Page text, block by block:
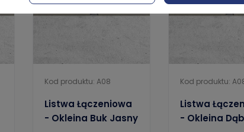
Kod produktu: A08
Listwa Łączeniowa
- Okleina Buk Jasny
Kod produktu:
Listwa
- Okleina Dąb